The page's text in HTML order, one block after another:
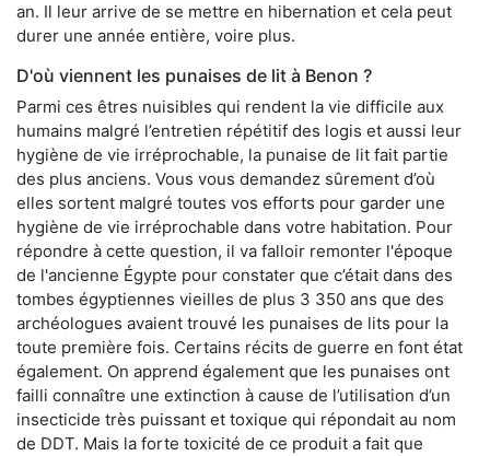
an. Il leur arrive de se mettre en hibernation et cela peut
durer une année entière, voire plus.
D'où viennent les punaises de lit à Benon ?
Parmi ces êtres nuisibles qui rendent la vie difficile aux
humains malgré l’entretien répétitif des logis et aussi leur
hygiène de vie irréprochable, la punaise de lit fait partie
des plus anciens. Vous vous demandez sûrement d’où
elles sortent malgré toutes vos efforts pour garder une
hygiène de vie irréprochable dans votre habitation. Pour
répondre à cette question, il va falloir remonter l'époque
de l'ancienne Égypte pour constater que c’était dans des
tombes égyptiennes vieilles de plus 3 350 ans que des
archéologues avaient trouvé les punaises de lits pour la
toute première fois. Certains récits de guerre en font état
également. On apprend également que les punaises ont
failli connaître une extinction à cause de l’utilisation d’un
insecticide très puissant et toxique qui répondait au nom
de DDT. Mais la forte toxicité de ce produit a fait que